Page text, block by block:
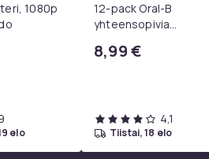
1080p
elo
12-pack Oral-B
yhteensopivia
8,99 €
4,1
tiistai, 18 elo